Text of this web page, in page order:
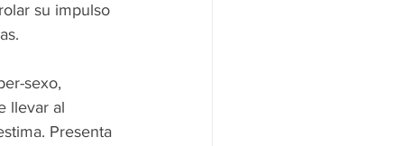
su impulso
sexo,
llevar al
Presenta